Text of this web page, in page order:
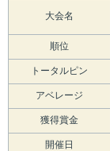
大会名
順位
トータルピン
アベレージ
獲得賞金
開催日